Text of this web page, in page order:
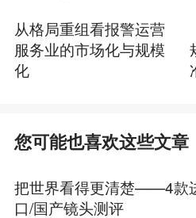
从格局重组看报警运营
服务业的市场化与规模
化
您可能也喜欢这些文章
把世界看得更清楚——4款
口/国产镜头测评